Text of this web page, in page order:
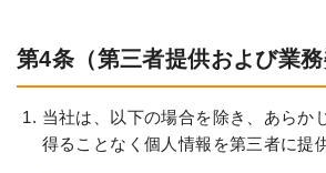
第4条（第三者提供および業務
当社は、以下の場合を除き、あらか
得ることなく個人情報を第三者に提